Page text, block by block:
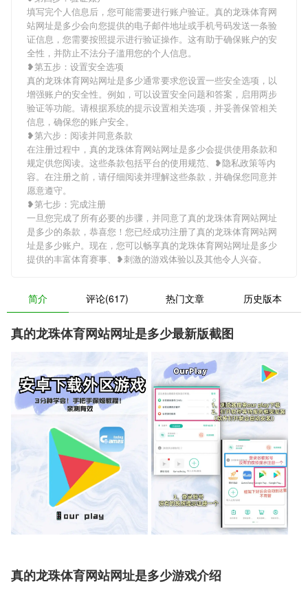
填写完个人信息后，您可能需要进行账户验证。真的龙珠体育网
站网址是多少会向您提供的电子邮件地址或手机号码发送一条验
证信息，您需要按照提示进行验证操作。这有助于确保账户的安
全性，并防止不法分子滥用您的个人信息。
❥第五步：设置安全选项
真的龙珠体育网站网址是多少通常要求您设置一些安全选项，以
增强账户的安全性。例如，可以设置安全问题和答案，启用两步
验证等功能。请根据系统的提示设置相关选项，并妥善保管相关
信息，确保您的账户安全。
❥第六步：阅读并同意条款
在注册过程中，真的龙珠体育网站网址是多少会提供使用条款和
规定供您阅读。这些条款包括平台的使用规范、❥隐私政策等内
容。在注册之前，请仔细阅读并理解这些条款，并确保您同意并
愿意遵守。
❥第七步：完成注册
一旦您完成了所有必要的步骤，并同意了真的龙珠体育网站网址
是多少的条款，恭喜您！您已经成功注册了真的龙珠体育网站网
址是多少账户。现在，您可以畅享真的龙珠体育网站网址是多少
提供的丰富体育赛事、❥刺激的游戏体验以及其他令人兴奋。
简介 评论(617) 热门文章 历史版本
真的龙珠体育网站网址是多少最新版截图
真的龙珠体育网站网址是多少游戏介绍